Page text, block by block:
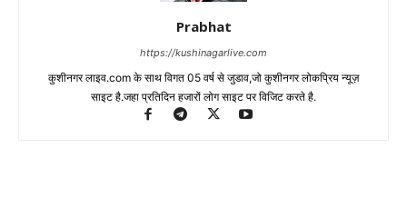
Prabhat
https://kushinagarlive.com
कुशीनगर लाइव.com के साथ विगत 05 वर्ष से जुडाव,जो कुशीनगर लोकप्रिय न्यूज़
साइट है.जहा प्रतिदिन हजारों लोग साइट पर विजिट करते है.